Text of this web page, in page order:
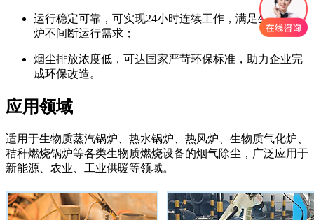
运行稳定可靠，可实现24小时连续工作，满足生物质锅
炉不间断运行需求；
烟尘排放浓度低，可达国家严苛环保标准，助力企业完
成环保改造。
应用领域
适用于生物质蒸汽锅炉、热水锅炉、热风炉、生物质气化炉、
秸秆燃烧锅炉等各类生物质燃烧设备的烟气除尘，广泛应用于
新能源、农业、工业供暖等领域。